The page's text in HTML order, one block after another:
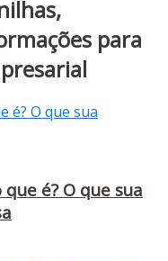
para
é? O que sua